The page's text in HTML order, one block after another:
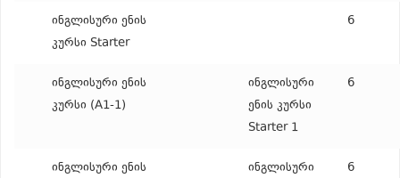
ინგლისური ენის
კურსი Starter
6
ინგლისური ენის
კურსი (A1-1)
ინგლისური
ენის კურსი
Starter 1
6
ინგლისური ენის
ინგლისური
6